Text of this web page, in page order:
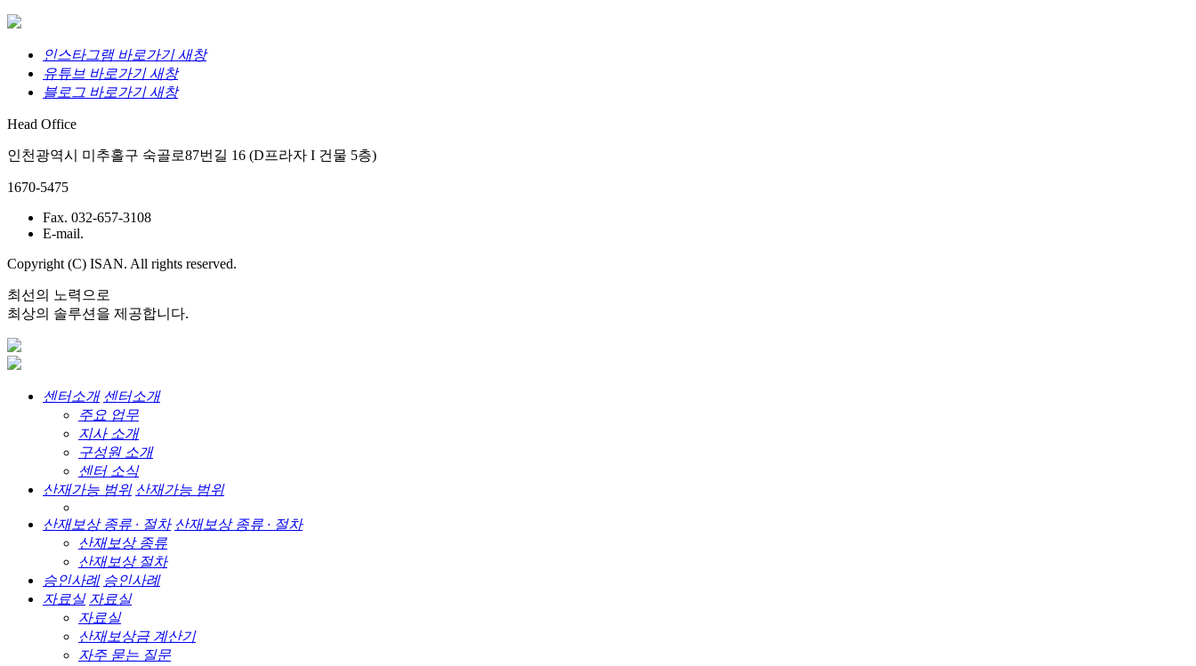
인스타그램 바로가기 새창
유튜브 바로가기 새창
블로그 바로가기 새창
Head Office
인천광역시 미추홀구 숙골로87번길 16 (D프라자 I 건물 5층)
1670-5475
Fax. 032-657-3108
E-mail.
Copyright (C) ISAN. All rights reserved.
최선의 노력으로
최상의 솔루션을 제공합니다.
센터소개 센터소개
주요 업무
지사 소개
구성원 소개
센터 소식
산재가능 범위 산재가능 범위
산재보상 종류 · 절차 산재보상 종류 · 절차
산재보상 종류
산재보상 절차
승인사례 승인사례
자료실 자료실
자료실
산재보상금 계산기
자주 묻는 질문